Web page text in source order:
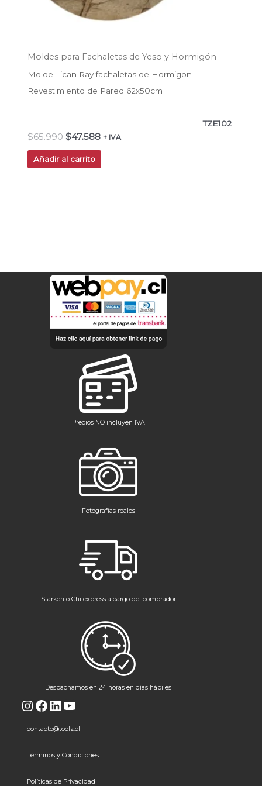
Moldes para Fachaletas de Yeso y Hormigón
Molde Lican Ray fachaletas de Hormigon
Revestimiento de Pared 62x50cm
TZE102
$65.990 $47.588 + IVA
Añadir al carrito
Precios NO incluyen IVA
Fotografías reales
Starken o Chilexpress a cargo del comprador
Despachamos en 24 horas en días hábiles
Instagram
Facebook
LinkedIn
YouTube
contacto@toolz.cl
Términos y Condiciones
Políticas de Privacidad